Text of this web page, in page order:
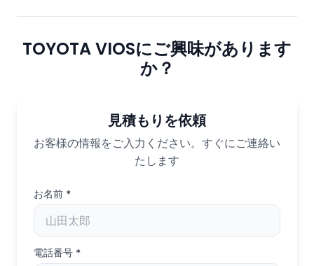
TOYOTA VIOSにご興味があります
か？
見積もりを依頼
お客様の情報をご入力ください。すぐにご連絡い
たします
お名前 *
電話番号 *